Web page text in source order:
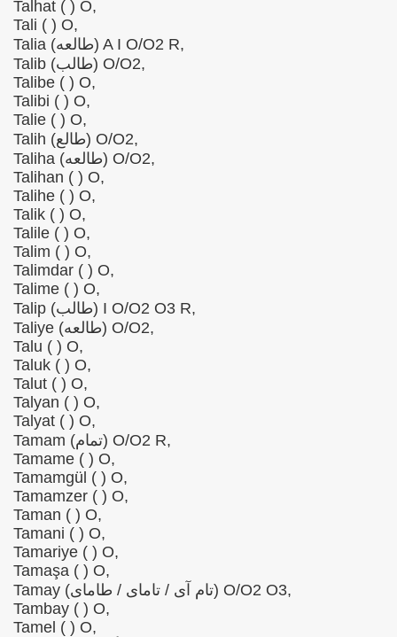
Talhat ( ) O,
Tali ( ) O,
Talia (طالعه) A I O/O2 R,
Talib (طالب) O/O2,
Talibe ( ) O,
Talibi ( ) O,
Talie ( ) O,
Talih (طالع) O/O2,
Taliha (طالعه) O/O2,
Talihan ( ) O,
Talihe ( ) O,
Talik ( ) O,
Talile ( ) O,
Talim ( ) O,
Talimdar ( ) O,
Talime ( ) O,
Talip (طالب) I O/O2 O3 R,
Taliye (طالعه) O/O2,
Talu ( ) O,
Taluk ( ) O,
Talut ( ) O,
Talyan ( ) O,
Talyat ( ) O,
Tamam (تمام) O/O2 R,
Tamame ( ) O,
Tamamgül ( ) O,
Tamamzer ( ) O,
Taman ( ) O,
Tamani ( ) O,
Tamariye ( ) O,
Tamaşa ( ) O,
Tamay (تام آی / تامای / طاماى) O/O2 O3,
Tambay ( ) O,
Tamel ( ) O,